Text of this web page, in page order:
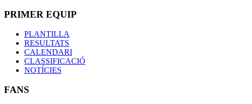
PRIMER EQUIP
PLANTILLA
RESULTATS
CALENDARI
CLASSIFICACIÓ
NOTÍCIES
FANS